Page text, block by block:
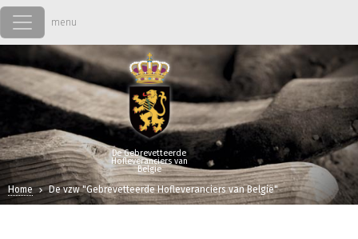
Overslaan en naar de inhoud gaan
De Gebrevetteerde
Hofleveranciers van
België
Home De vzw "Gebrevetteerde Hofleveranciers van België"